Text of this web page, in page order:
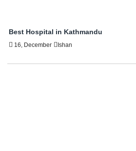
Best Hospital in Kathmandu
16, December Ishan